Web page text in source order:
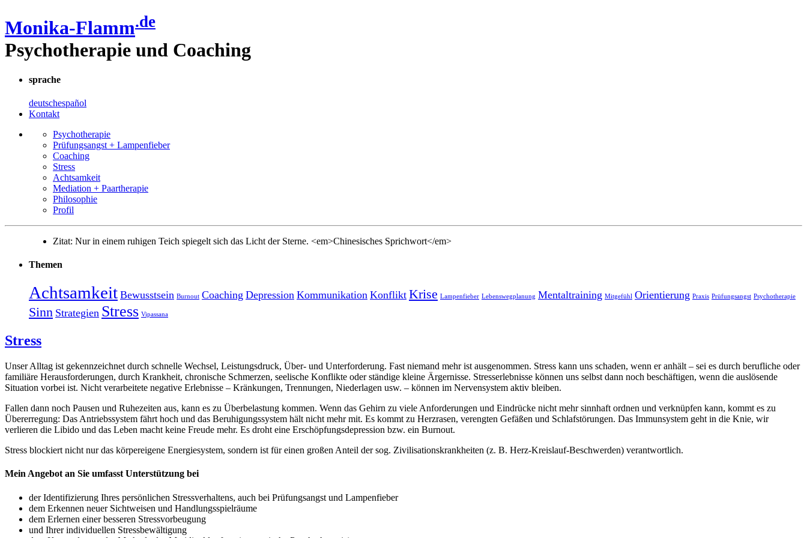
Monika-Flamm.de
Psychotherapie und Coaching
sprache
deutschespañol
Kontakt
Psychotherapie
Prüfungsangst + Lampenfieber
Coaching
Stress
Achtsam­keit
Mediation + Paartherapie
Philosophie
Profil
Zitat: Nur in einem ruhigen Teich spiegelt sich das Licht der Sterne. <em>Chinesisches Sprichwort</em>
Themen
Achtsamkeit Bewusstsein Burnout Coaching Depression Kommuni­kation Konflikt Krise Lampenfieber Lebensweg­­planung Mentaltraining Mitgefühl Orientierung Praxis Prüfungsangst Psychotherapie
Sinn Strategien Stress Vipassana
Stress
Unser Alltag ist gekennzeichnet durch schnelle Wechsel, Leistungsdruck, Über- und Unterforderung. Fast niemand mehr ist ausgenommen. Stress kann uns schaden, wenn er anhält – sei es durch berufliche oder
familiäre Herausforderungen, durch Krankheit, chronische Schmerzen, seelische Konflikte oder ständige kleine Ärgernisse. Stresserlebnisse können uns selbst dann noch beschäftigen, wenn die auslösende
Situation vorbei ist. Nicht verarbeitete negative Erlebnisse – Kränkungen, Trennungen, Niederlagen usw. – können im Nervensystem aktiv bleiben.
Fallen dann noch Pausen und Ruhezeiten aus, kann es zu Überbelastung kommen. Wenn das Gehirn zu viele Anforderungen und Eindrücke nicht mehr sinnhaft ordnen und verknüpfen kann, kommt es zu
Übererregung: Das Antriebssystem fährt hoch und das Beruhigungssystem hält nicht mehr mit. Es kommt zu Herzrasen, verengten Gefäßen und Schlafstörungen. Das Immunsystem geht in die Knie, wir
verlieren die Libido und das Leben macht keine Freude mehr. Es droht eine Erschöpfungsdepression bzw. ein Burnout.
Stress blockiert nicht nur das körpereigene Energiesystem, sondern ist für einen großen Anteil der sog. Zivilisationskrankheiten (z. B. Herz-Kreislauf-Beschwerden) verantwortlich.
Mein Angebot an Sie umfasst Unterstützung bei
der Identifizierung Ihres persönlichen Stressverhaltens, auch bei Prüfungsangst und Lampenfieber
dem Erkennen neuer Sichtweisen und Handlungsspielräume
dem Erlernen einer besseren Stressvorbeugung
und Ihrer individuellen Stressbewältigung